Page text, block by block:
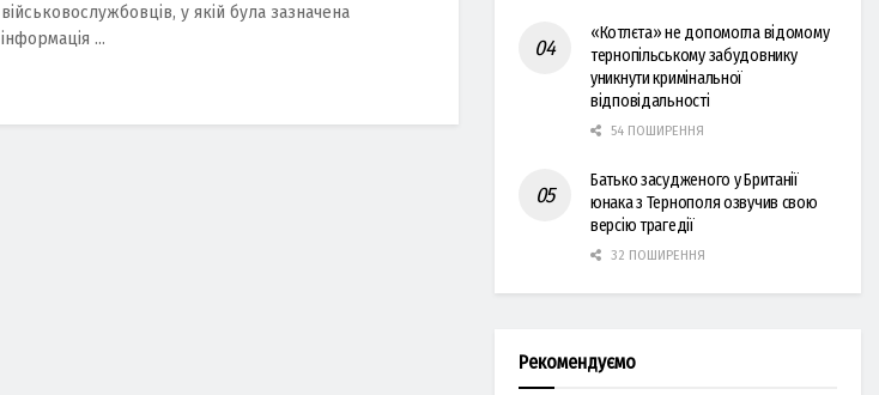
військовослужбовців, у якій була зазначена
інформація ...
«Котлєта» не допомогла відомому
тернопільському забудовнику
уникнути кримінальної
відповідальності
54 ПОШИРЕННЯ
Батько засудженого у Британії
юнака з Тернополя озвучив свою
версію трагедії
32 ПОШИРЕННЯ
Рекомендуємо